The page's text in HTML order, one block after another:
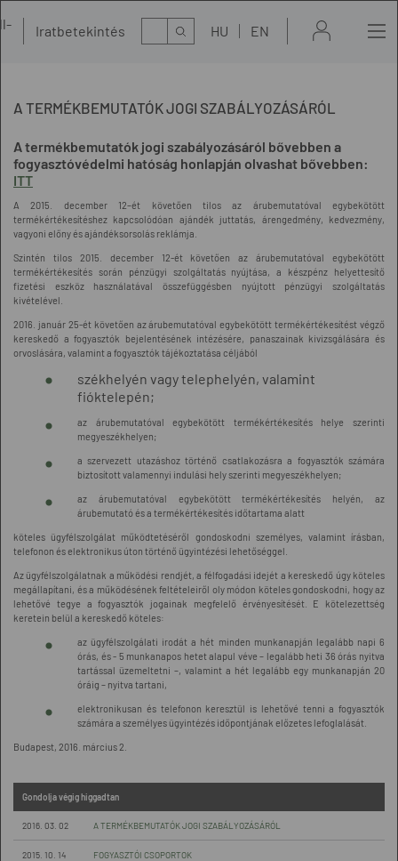
Iratbetekintés Kereső HU EN
A TERMÉKBEMUTATÓK JOGI SZABÁLYOZÁSÁRÓL
A termékbemutatók jogi szabályozásáról bővebben a
fogyasztóvédelmi hatóság honlapján olvashat bővebben:
ITT
A 2015. december 12–ét követően tilos az árubemutatóval egybekötött
termékértékesítéshez kapcsolódóan ajándék juttatás, árengedmény, kedvezmény,
vagyoni előny és ajándéksorsolás reklámja.
Szintén tilos 2015. december 12-ét követően az árubemutatóval egybekötött
termékértékesítés során pénzügyi szolgáltatás nyújtása, a készpénz helyettesítő
fizetési eszköz használatával összefüggésben nyújtott pénzügyi szolgáltatás
kivételével.
2016. január 25-ét követően az árubemutatóval egybekötött termékértékesítést végző
kereskedő a fogyasztók bejelentésének intézésére, panaszainak kivizsgálására és
orvoslására, valamint a fogyasztók tájékoztatása céljából
székhelyén vagy telephelyén, valamint
fióktelepén;
az árubemutatóval egybekötött termékértékesítés helye szerinti
megyeszékhelyen;
a szervezett utazáshoz történő csatlakozásra a fogyasztók számára
biztosított valamennyi indulási hely szerinti megyeszékhelyen;
az árubemutatóval egybekötött termékértékesítés helyén, az
árubemutató és a termékértékesítés időtartama alatt
köteles ügyfélszolgálat működtetéséről gondoskodni személyes, valamint írásban,
telefonon és elektronikus úton történő ügyintézési lehetőséggel.
Az ügyfélszolgálatnak a működési rendjét, a félfogadási idejét a kereskedő úgy köteles
megállapítani, és a működésének feltételeiről oly módon köteles gondoskodni, hogy az
lehetővé tegye a fogyasztók jogainak megfelelő érvényesítését. E kötelezettség
keretein belül a kereskedő köteles:
az ügyfélszolgálati irodát a hét minden munkanapján legalább napi 6
órás, és - 5 munkanapos hetet alapul véve – legalább heti 36 órás nyitva
tartással üzemeltetni –, valamint a hét legalább egy munkanapján 20
óráig – nyitva tartani,
elektronikusan és telefonon keresztül is lehetővé tenni a fogyasztók
számára a személyes ügyintézés időpontjának előzetes lefoglalását.
Budapest, 2016. március 2.
Gondolja végig higgadtan
2016. 03. 02 A TERMÉKBEMUTATÓK JOGI SZABÁLYOZÁSÁRÓL
2015. 10. 14 FOGYASZTÓI CSOPORTOK